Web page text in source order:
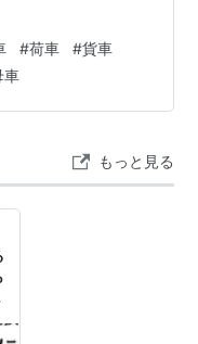
#荷車 #貨車
車
もっと見る